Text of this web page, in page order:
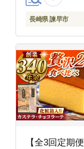
長崎県 諫早市
【全3回定期